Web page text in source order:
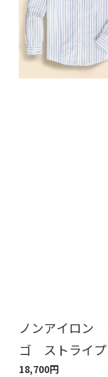
ノンアイロン
ゴ ストライ
18,700円